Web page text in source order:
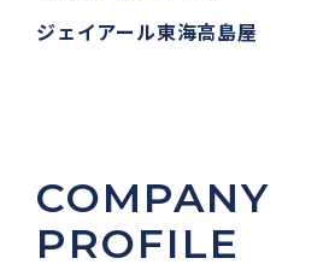
ジェイアール東海高島屋
COMPANY
PROFILE